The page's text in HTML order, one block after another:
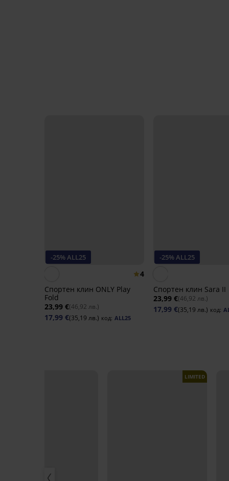
-25% ALL25
4
Спортен клин ONLY Play
Fold
23,99 €(46,92 лв.)
17,99 €(35,19 лв.) код: ALL25
-25% ALL25
Спортен клин Sara II
23,99 €(46,92 лв.)
17,99 €(35,19 лв.) код:
LIMITED